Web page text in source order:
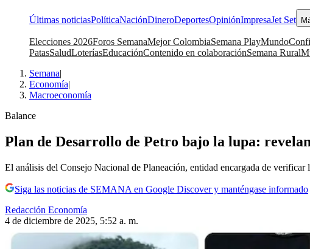
Últimas noticiasPolíticaNaciónDineroDeportesOpiniónImpresaJet Set
Elecciones 2026Foros SemanaMejor ColombiaSemana PlayMundo
PatasSaludLoteríasEducaciónContenido en colaboraciónSemana Rural
Semana|
Economía|
Macroeconomía
Balance
Plan de Desarrollo de Petro bajo la lupa:
El análisis del Consejo Nacional de Planeación, entidad encargada de
Siga las noticias de SEMANA en Google Discover y manténgase informado
Redacción Economía
4 de diciembre de 2025, 5:52 a. m.